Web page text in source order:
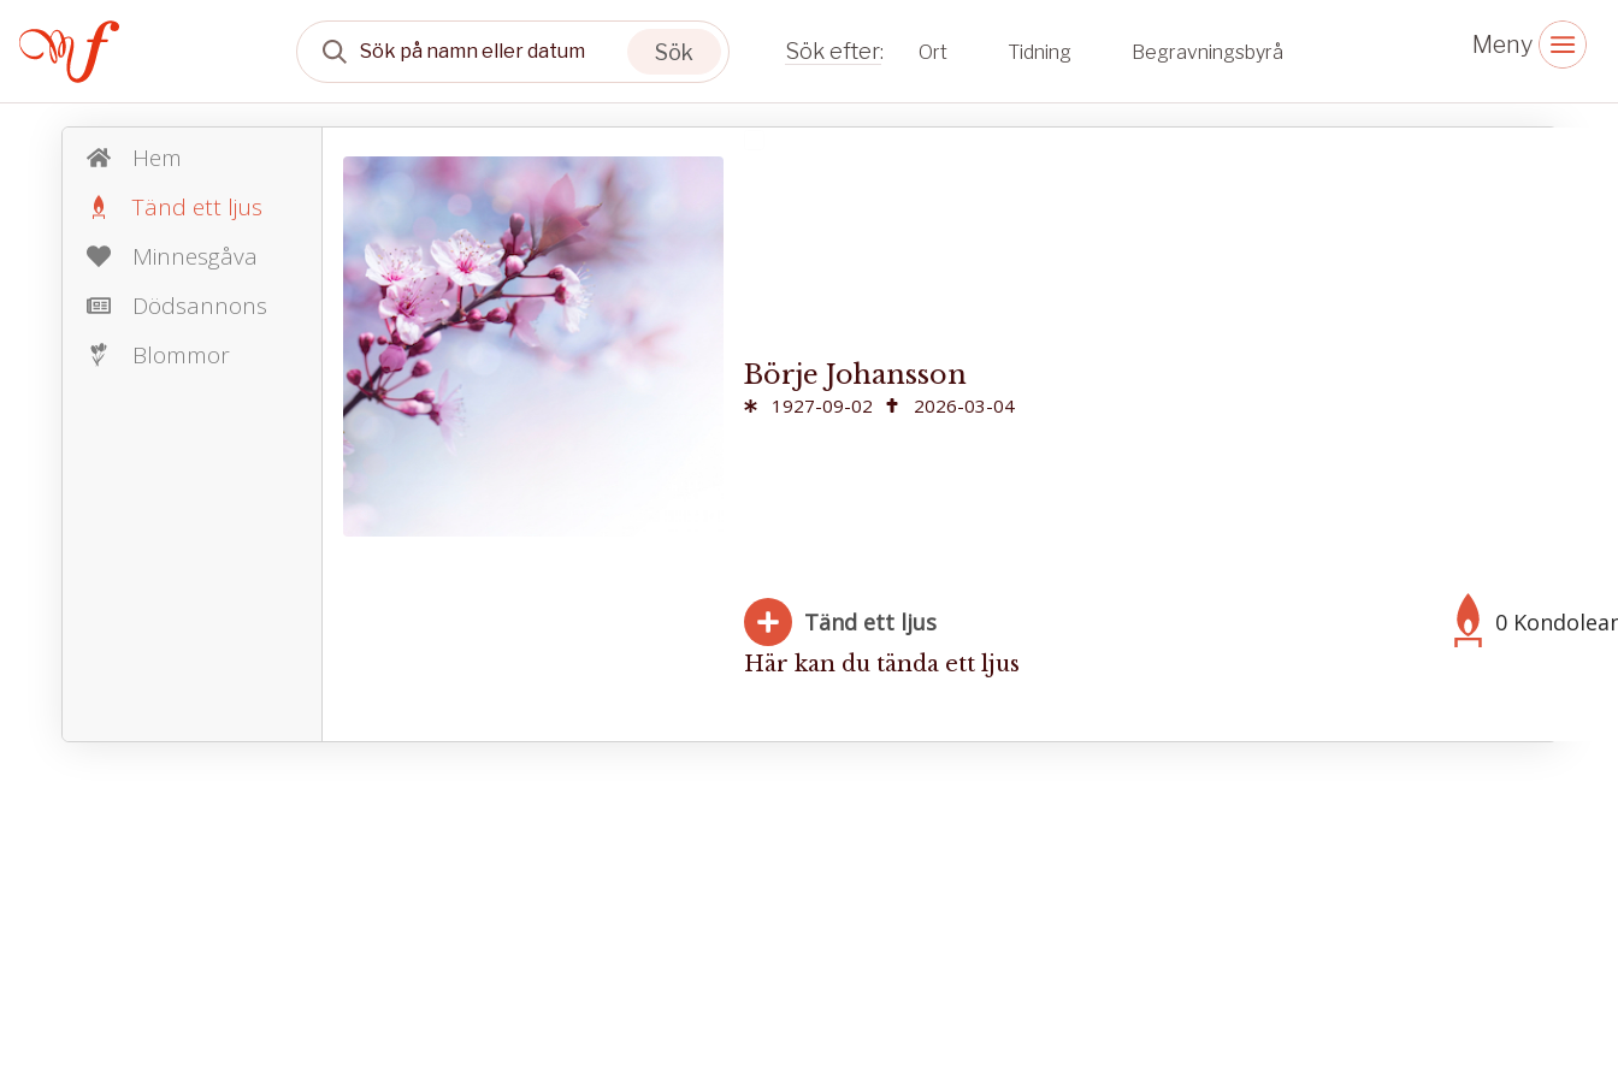
Sök Ort Tidning Begravningsbyrå
Hem
Tänd ett ljus
Minnesgåva
Dödsannons
Blommor
Börje Johansson
1927-09-02 2026-03-04
Tänd ett ljus 0
Här kan du tända ett ljus